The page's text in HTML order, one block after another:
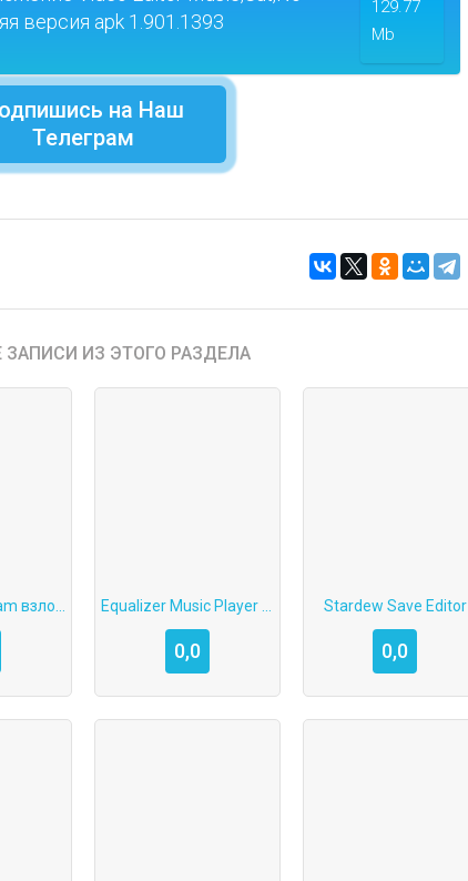
версия apk 1.901.1393
129.77
Mb
на Наш
Телеграм
ИЗ ЭТОГО РАЗДЕЛА
0,0
Stardew Save Editor
0,0